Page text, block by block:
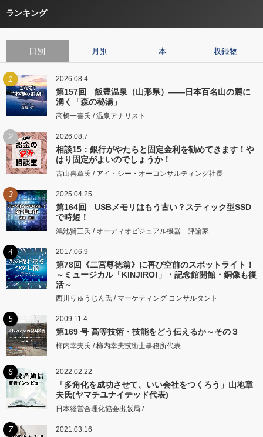
ランキング
日別 月別 本 収録物
1 2026.08.4
第157回 飯豊温泉（山形県）――日本百名山の麓に
湧く「森の秘湯」
高橋一喜氏 / 温泉アナリスト
2 2026.08.7
相談15：銀行がやたらと固定金利を勧めてきます！や
はり固定がよいのでしょうか！
古山喜章氏 / アイ・シー・オーコンサルティング社長
3 2025.04.25
第164回 USBメモリはもう古い？スティック型SSD
で時短！
鴻池賢三氏 / オーディオビジュアル機器 評論家
4 2017.06.9
第78回《二宮尊徳翁》に再び空前のスポットライト！
～ミュージカル「KINJIRO!」・記念館開館・銅像も復
活～
西川りゅうじん氏 / マーケティング コンサルタント
5 2009.11.4
第169 号 高等技術・技能をどう伝えるか～その３
柿内幸夫氏 / 柿内幸夫技術士事務所代表
6 2022.02.22
「多角化を成功させて、いい会社をつくろう」山地章
夫氏(ヤマチユナイテッド代表)
日本経営合理化協会出版局 /
7 2021.03.16